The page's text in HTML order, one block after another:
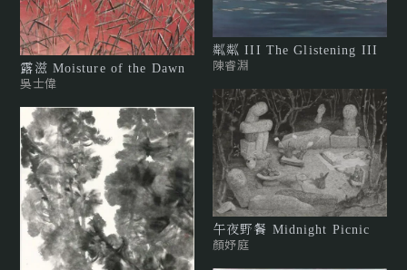
露滋 Moisture of the Dawn
吳士偉
粼粼 III The Glistening III
陳睿淵
午夜野餐 Midnight Picnic
顏妤庭